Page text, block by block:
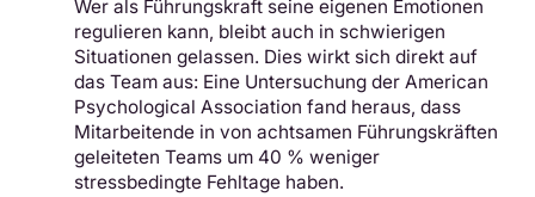
Wer als Führungskraft seine eigenen Emotionen
regulieren kann, bleibt auch in schwierigen
Situationen gelassen. Dies wirkt sich direkt auf
das Team aus: Eine Untersuchung der American
Psychological Association fand heraus, dass
Mitarbeitende in von achtsamen Führungskräften
geleiteten Teams um 40 % weniger
stressbedingte Fehltage haben.